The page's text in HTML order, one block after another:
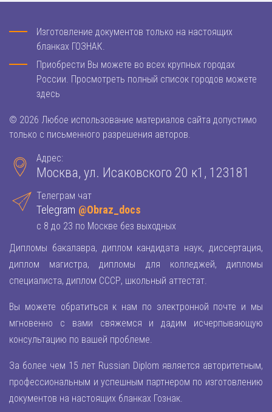
Изготовление документов только на настоящих
бланках ГОЗНАК.
Приобрести Вы можете во всех крупных городах
России. Просмотреть полный список городов можете
здесь
© 2026 Любое использование материалов сайта допустимо
только с письменного разрешения авторов.
Адрес:
Москва, ул. Исаковского 20 к1, 123181
Телеграм чат
Telegram @Obraz_docs
с 8 до 23 по Москве без выходных
Дипломы бакалавра, диплом кандидата наук, диссертация,
диплом магистра, дипломы для колледжей, дипломы
специалиста, диплом СССР, школьный аттестат.
Вы можете обратиться к нам по электронной почте и мы
мгновенно с вами свяжемся и дадим исчерпывающую
консультацию по вашей проблеме.
За более чем 15 лет Russian Diplom является авторитетным,
профессиональным и успешным партнером по изготовлению
документов на настоящих бланках Гознак.